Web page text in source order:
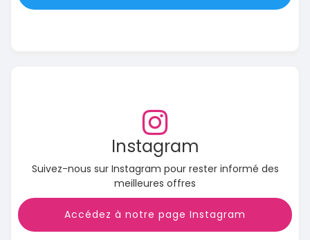
Instagram
Suivez-nous sur Instagram pour rester informé des
meilleures offres
Accédez à notre page Instagram